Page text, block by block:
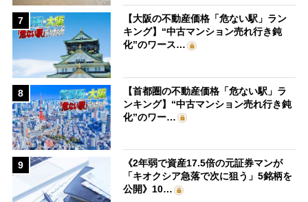
7
【大阪の不動産価格「危ない駅」ラン
キング】“中古マンション売れ行き鈍
化”のワース…
8
【首都圏の不動産価格「危ない駅」ラ
ンキング】“中古マンション売れ行き鈍
化”のワー…
9
《2年弱で資産17.5倍の元証券マンが
「キオクシア急落で次に狙う」5銘柄を
公開》10…